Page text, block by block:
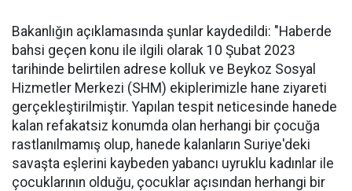
Bakanlığın açıklamasında şunlar kaydedildi: "Haberde
bahsi geçen konu ile ilgili olarak 10 Şubat 2023
tarihinde belirtilen adrese kolluk ve Beykoz Sosyal
Hizmetler Merkezi (SHM) ekiplerimizle hane ziyareti
gerçekleştirilmiştir. Yapılan tespit neticesinde hanede
kalan refakatsiz konumda olan herhangi bir çocuğa
rastlanılmamış olup, hanede kalanların Suriye'deki
savaşta eşlerini kaybeden yabancı uyruklu kadınlar ile
çocuklarının olduğu, çocuklar açısından herhangi bir